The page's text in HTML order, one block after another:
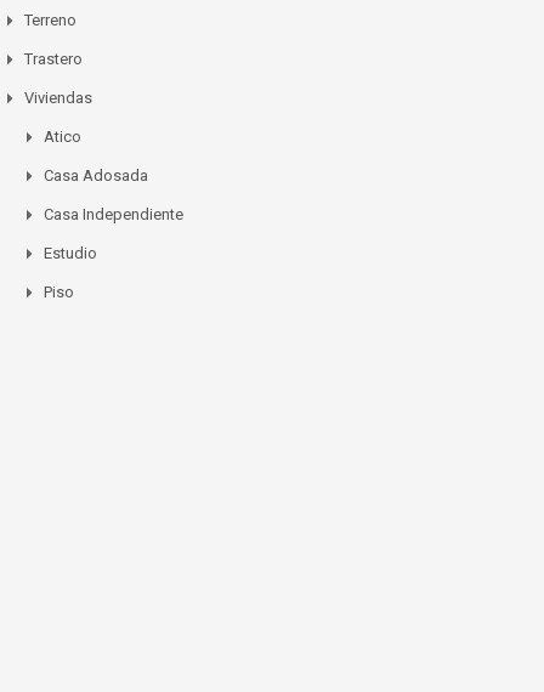
Terreno
Trastero
Viviendas
Atico
Casa Adosada
Casa Independiente
Estudio
Piso